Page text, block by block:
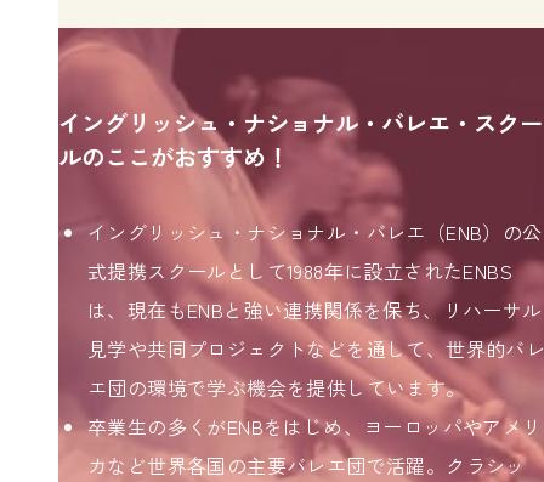
イングリッシュ・ナショナル・バレエ・スクー
ルのここがおすすめ！
イングリッシュ・ナショナル・バレエ（ENB）の公
式提携スクールとして1988年に設立されたENBS
は、現在もENBと強い連携関係を保ち、リハーサル
見学や共同プロジェクトなどを通して、世界的バ
エ団の環境で学ぶ機会を提供しています。
卒業生の多くがENBをはじめ、ヨーロッパやアメリ
カなど世界各国の主要バレエ団で活躍。クラシッ